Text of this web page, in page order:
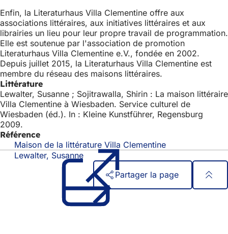
Enfin, la Literaturhaus Villa Clementine offre aux
associations littéraires, aux initiatives littéraires et aux
librairies un lieu pour leur propre travail de programmation.
Elle est soutenue par l'association de promotion
Literaturhaus Villa Clementine e.V., fondée en 2002.
Depuis juillet 2015, la Literaturhaus Villa Clementine est
membre du réseau des maisons littéraires.
Littérature
Lewalter, Susanne ; Sojitrawalla, Shirin : La maison littéraire
Villa Clementine à Wiesbaden. Service culturel de
Wiesbaden (éd.). In : Kleine Kunstführer, Regensburg
2009.
Référence
Maison de la littérature Villa Clementine
un
nouvel
onglet)
Lewalter, Susanne
Partager la page